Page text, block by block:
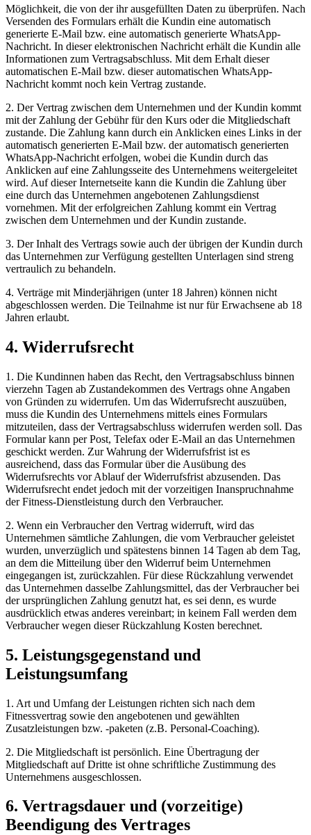
Möglichkeit, die von der ihr ausgefüllten Daten zu überprüfen. Nach
Versenden des Formulars erhält die Kundin eine automatisch
generierte E-Mail bzw. eine automatisch generierte WhatsApp-
Nachricht. In dieser elektronischen Nachricht erhält die Kundin alle
Informationen zum Vertragsabschluss. Mit dem Erhalt dieser
automatischen E-Mail bzw. dieser automatischen WhatsApp-
Nachricht kommt noch kein Vertrag zustande.
2. Der Vertrag zwischen dem Unternehmen und der Kundin kommt
mit der Zahlung der Gebühr für den Kurs oder die Mitgliedschaft
zustande. Die Zahlung kann durch ein Anklicken eines Links in der
automatisch generierten E-Mail bzw. der automatisch generierten
WhatsApp-Nachricht erfolgen, wobei die Kundin durch das
Anklicken auf eine Zahlungsseite des Unternehmens weitergeleitet
wird. Auf dieser Internetseite kann die Kundin die Zahlung über
eine durch das Unternehmen angebotenen Zahlungsdienst
vornehmen. Mit der erfolgreichen Zahlung kommt ein Vertrag
zwischen dem Unternehmen und der Kundin zustande.
3. Der Inhalt des Vertrags sowie auch der übrigen der Kundin durch
das Unternehmen zur Verfügung gestellten Unterlagen sind streng
vertraulich zu behandeln.
4. Verträge mit Minderjährigen (unter 18 Jahren) können nicht
abgeschlossen werden. Die Teilnahme ist nur für Erwachsene ab 18
Jahren erlaubt.
4. Widerrufsrecht
1. Die Kundinnen haben das Recht, den Vertragsabschluss binnen
vierzehn Tagen ab Zustandekommen des Vertrags ohne Angaben
von Gründen zu widerrufen. Um das Widerrufsrecht auszuüben,
muss die Kundin des Unternehmens mittels eines Formulars
mitzuteilen, dass der Vertragsabschluss widerrufen werden soll. Das
Formular kann per Post, Telefax oder E-Mail an das Unternehmen
geschickt werden. Zur Wahrung der Widerrufsfrist ist es
ausreichend, dass das Formular über die Ausübung des
Widerrufsrechts vor Ablauf der Widerrufsfrist abzusenden. Das
Widerrufsrecht endet jedoch mit der vorzeitigen Inanspruchnahme
der Fitness-Dienstleistung durch den Verbraucher.
2. Wenn ein Verbraucher den Vertrag widerruft, wird das
Unternehmen sämtliche Zahlungen, die vom Verbraucher geleistet
wurden, unverzüglich und spätestens binnen 14 Tagen ab dem Tag,
an dem die Mitteilung über den Widerruf beim Unternehmen
eingegangen ist, zurückzahlen. Für diese Rückzahlung verwendet
das Unternehmen dasselbe Zahlungsmittel, das der Verbraucher bei
der ursprünglichen Zahlung genutzt hat, es sei denn, es wurde
ausdrücklich etwas anderes vereinbart; in keinem Fall werden dem
Verbraucher wegen dieser Rückzahlung Kosten berechnet.
5. Leistungsgegenstand und
Leistungsumfang
1. Art und Umfang der Leistungen richten sich nach dem
Fitnessvertrag sowie den angebotenen und gewählten
Zusatzleistungen bzw. -paketen (z.B. Personal-Coaching).
2. Die Mitgliedschaft ist persönlich. Eine Übertragung der
Mitgliedschaft auf Dritte ist ohne schriftliche Zustimmung des
Unternehmens ausgeschlossen.
6. Vertragsdauer und (vorzeitige)
Beendigung des Vertrages